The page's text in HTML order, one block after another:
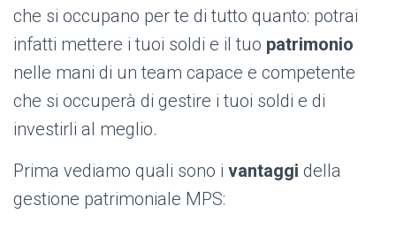
che si occupano per te di tutto quanto: potrai
infatti mettere i tuoi soldi e il tuo patrimonio
nelle mani di un team capace e competente
che si occuperà di gestire i tuoi soldi e di
investirli al meglio.
Prima vediamo quali sono i vantaggi della
gestione patrimoniale MPS: